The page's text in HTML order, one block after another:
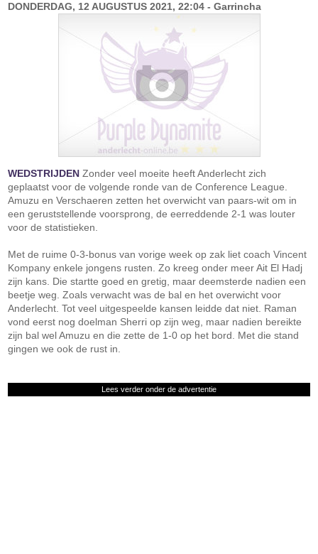
DONDERDAG, 12 AUGUSTUS 2021, 22:04 - Garrincha
WEDSTRIJDEN Zonder veel moeite heeft Anderlecht zich
geplaatst voor de volgende ronde van de Conference League.
Amuzu en Verschaeren zetten het overwicht van paars-wit om in
een geruststellende voorsprong, de eerreddende 2-1 was louter
voor de statistieken.
Met de ruime 0-3-bonus van vorige week op zak liet coach Vincent
Kompany enkele jongens rusten. Zo kreeg onder meer Ait El Hadj
zijn kans. Die startte goed en gretig, maar deemsterde nadien een
beetje weg. Zoals verwacht was de bal en het overwicht voor
Anderlecht. Tot veel uitgespeelde kansen leidde dat niet. Raman
vond eerst nog doelman Sherri op zijn weg, maar nadien bereikte
zijn bal wel Amuzu en die zette de 1-0 op het bord. Met die stand
gingen we ook de rust in.
Lees verder onder de advertentie